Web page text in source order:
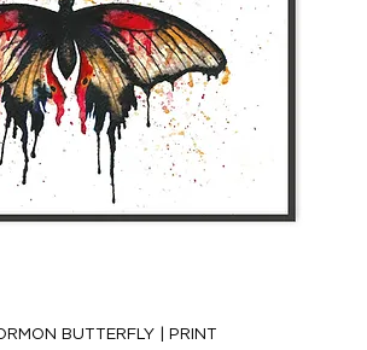
Vista rápida
BUTTERFLY | PRINT